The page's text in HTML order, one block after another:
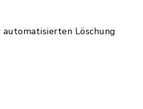
Löschung